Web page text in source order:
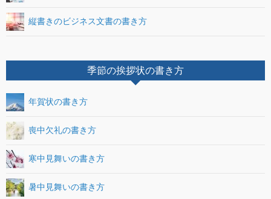
縦書きのビジネス文書の書き方
季節の挨拶状の書き方
年賀状の書き方
喪中欠礼の書き方
寒中見舞いの書き方
暑中見舞いの書き方